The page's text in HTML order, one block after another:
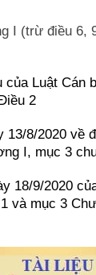
I (trừ điều 6,
Luật Cán
2
13/8/2020 về
I, mục 3
18/9/2020
và mục 3